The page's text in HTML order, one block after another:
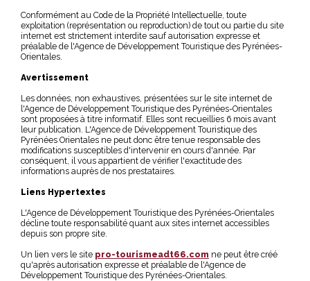
Conformément au Code de la Propriété Intellectuelle, toute
exploitation (représentation ou reproduction) de tout ou partie du site
internet est strictement interdite sauf autorisation expresse et
préalable de l'Agence de Développement Touristique des Pyrénées-
Orientales.
Avertissement
Les données, non exhaustives, présentées sur le site internet de
l'Agence de Développement Touristique des Pyrénées-Orientales
sont proposées à titre informatif. Elles sont recueillies 6 mois avant
leur publication. L'Agence de Développement Touristique des
Pyrénées Orientales ne peut donc être tenue responsable des
modifications susceptibles d'intervenir en cours d'année. Par
conséquent, il vous appartient de vérifier l'exactitude des
informations auprès de nos prestataires.
Liens Hypertextes
L'Agence de Développement Touristique des Pyrénées-Orientales
décline toute responsabilité quant aux sites internet accessibles
depuis son propre site.
Un lien vers le site pro-tourismeadt66.com ne peut être créé
qu'après autorisation expresse et préalable de l'Agence de
Développement Touristique des Pyrénées-Orientales.